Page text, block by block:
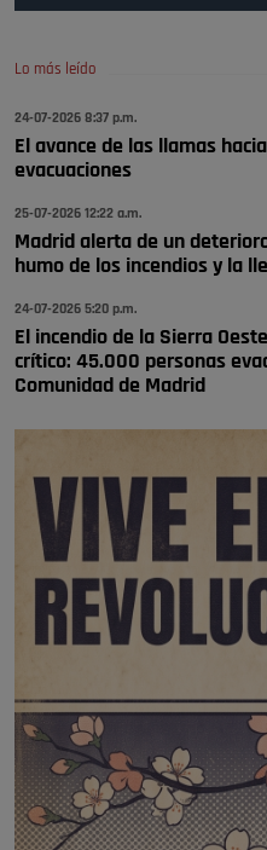
Pozuelo de Alarcón
🔴 EXCLUSIVA |
se va porke no tiene piscina 🤪🤪🤪
Pozuelo de Alarcón
🔴 EXCLUSIVA |
Lo más leído
24-07-2026 8:37 p.m.
El avance de las llamas
evacuaciones
25-07-2026 12:22 a.m.
Madrid alerta de un
humo de los incendios y la
24-07-2026 5:20 p.m.
El incendio de la Sierra
crítico: 45.000 personas
Comunidad de Madrid